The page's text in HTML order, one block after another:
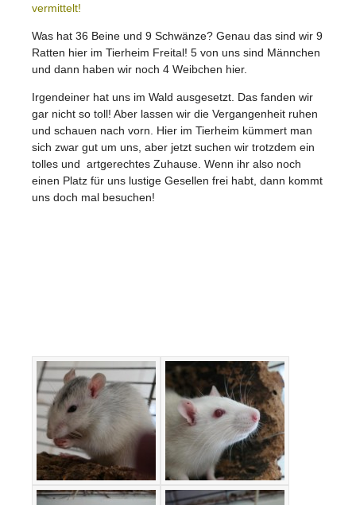
vermittelt!
Was hat 36 Beine und 9 Schwänze? Genau das sind wir 9
Ratten hier im Tierheim Freital! 5 von uns sind Männchen
und dann haben wir noch 4 Weibchen hier.
Irgendeiner hat uns im Wald ausgesetzt. Das fanden wir
gar nicht so toll! Aber lassen wir die Vergangenheit ruhen
und schauen nach vorn. Hier im Tierheim kümmert man
sich zwar gut um uns, aber jetzt suchen wir trotzdem ein
tolles und artgerechtes Zuhause. Wenn ihr also noch
einen Platz für uns lustige Gesellen frei habt, dann kommt
uns doch mal besuchen!